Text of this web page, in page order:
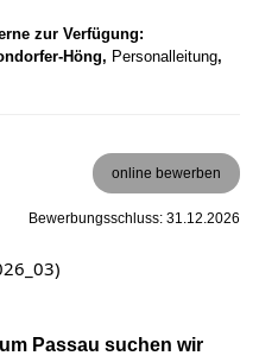
zur Verfügung:
Höng, Personalleitung,
online bewerben
Bewerbungsschluss: 31.12.2026
Passau suchen wir